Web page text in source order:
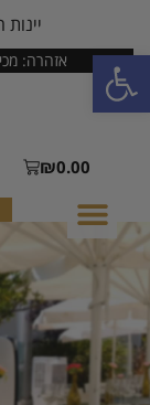
פתח סרגל נגישותאזהרה:
₪0.00